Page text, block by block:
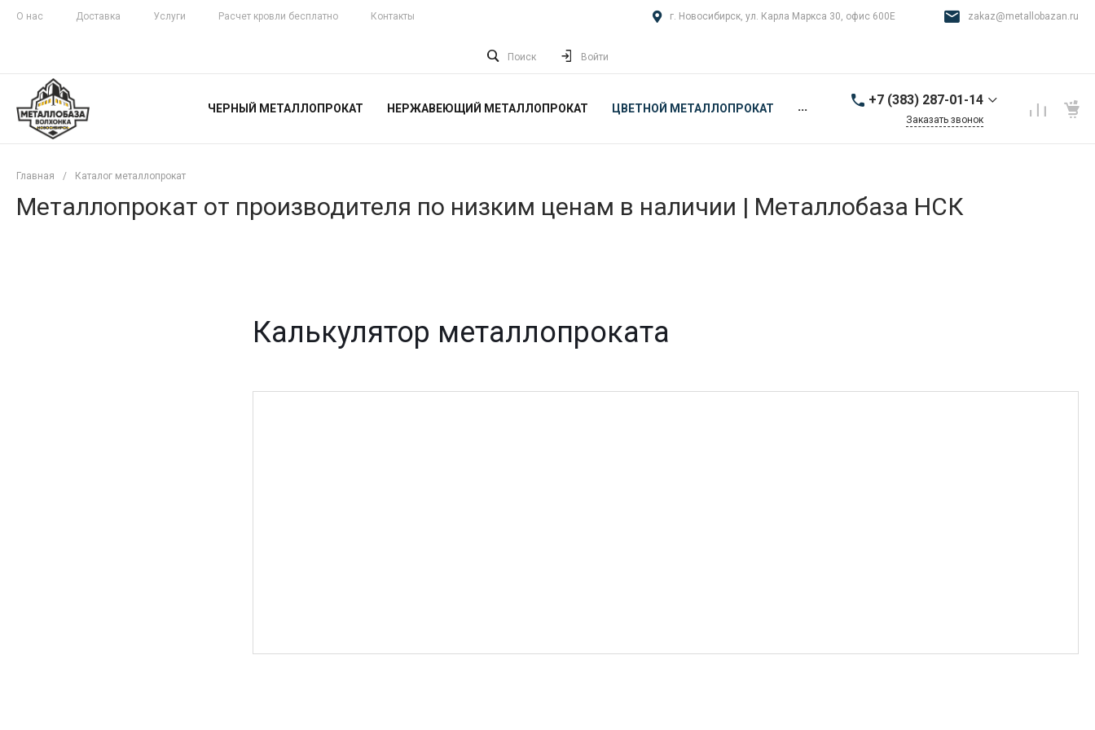
О нас Доставка Услуги Расчет кровли бесплатно Контакты г. Новосибирск, ул. Карла Маркса 30, офис 600Е zakaz@metallobazan.ru
Поиск Войти
ЧЕРНЫЙ МЕТАЛЛОПРОКАТ НЕРЖАВЕЮЩИЙ МЕТАЛЛОПРОКАТ ЦВЕТНОЙ МЕТАЛЛОПРОКАТ ... +7 (383) 287-01-14
9:00-18:00 пн-пт
Заказать звонок
Главная / Каталог металлопрокат
Металлопрокат от производителя по низким ценам в наличии | Металлобаза НСК
Калькулятор металлопроката